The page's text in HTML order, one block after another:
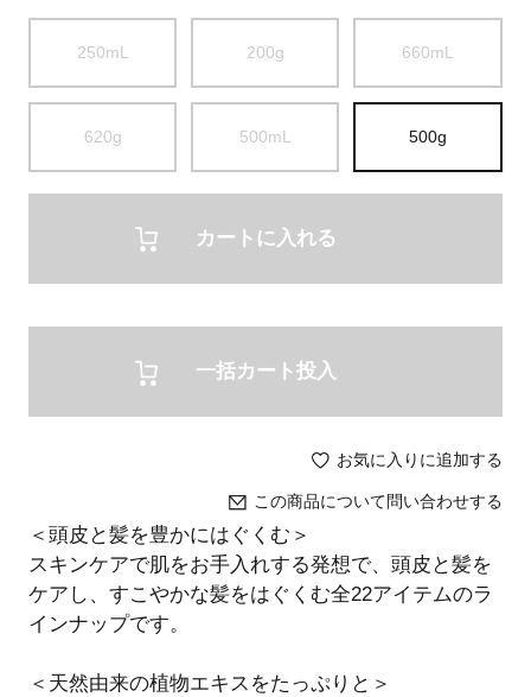
250mL 200g 660mL
620g 500mL 500g
カートに入れる
一括カート投入
お気に入りに追加する
この商品について問い合わせする
＜頭皮と髪を豊かにはぐくむ＞
スキンケアで肌をお手入れする発想で、頭皮と髪を
ケアし、すこやかな髪をはぐくむ全22アイテムのラ
インナップです。
＜天然由来の植物エキスをたっぷりと＞